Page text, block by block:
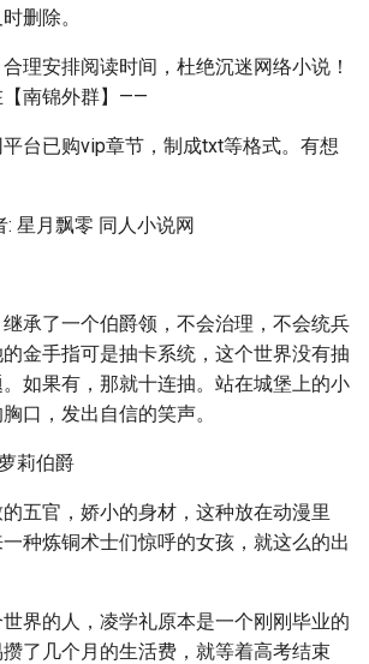
删除。
合理安排阅读时间，杜绝沉迷网络小说！
【南锦外群】——
台已购vip章节，制成txt等格式。有想
星月飘零 同人小说网
承了一个伯爵领，不会治理，不会统兵
金手指可是抽卡系统，这个世界没有抽
如果有，那就十连抽。站在城堡上的小
口，发出自信的笑声。
莉伯爵
五官，娇小的身材，这种放在动漫里
种炼铜术士们惊呼的女孩，就这么的出
界的人，凌学礼原本是一个刚刚毕业的
了几个月的生活费，就等着高考结束